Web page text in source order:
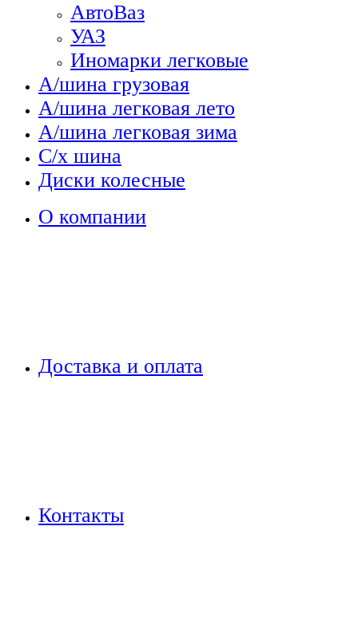
АвтоВаз
УАЗ
Иномарки легковые
А/шина грузовая
А/шина легковая лето
А/шина легковая зима
С/х шина
Диски колесные
О компании
Доставка и оплата
Контакты